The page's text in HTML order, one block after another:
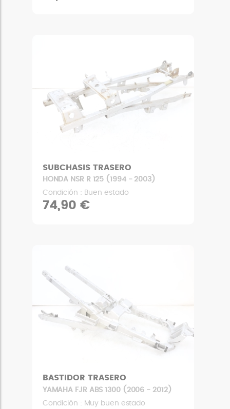
SUBCHASIS TRASERO
HONDA NSR R 125 (1994 - 2003)
Condición : Buen estado
74,90 €
BASTIDOR TRASERO
YAMAHA FJR ABS 1300 (2006 - 2012)
Condición : Muy buen estado